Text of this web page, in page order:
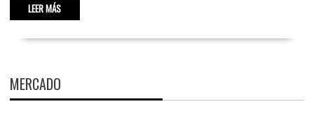
LEER MÁS
MERCADO